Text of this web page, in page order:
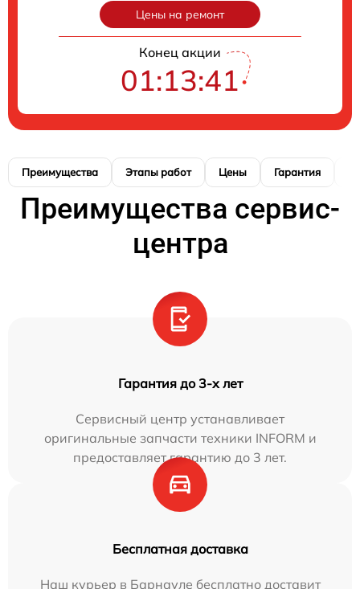
Цены на ремонт
Конец акции
01:13:40
Преимущества Этапы работ Цены Гарантия
Преимущества сервис-
центра
Гарантия до 3-х лет
Сервисный центр устанавливает
оригинальные запчасти техники INFORM и
предоставляет гарантию до 3 лет.
Бесплатная доставка
Наш курьер в Барнауле бесплатно доставит